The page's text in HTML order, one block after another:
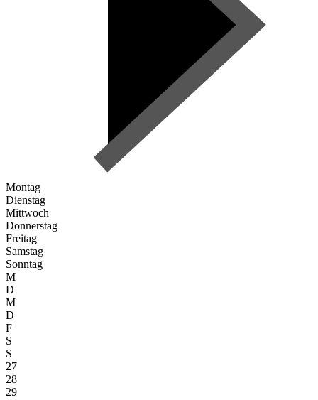
Montag
Dienstag
Mittwoch
Donnerstag
Freitag
Samstag
Sonntag
M
D
M
D
F
S
S
27
28
29